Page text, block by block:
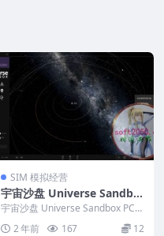
SIM 模拟经营
宇宙沙盘 Universe Sandbo
x PC电脑游戏 适用WIN11 W
IN10
宇宙沙盘 Universe Sandbox PC电
2 年前 167 12